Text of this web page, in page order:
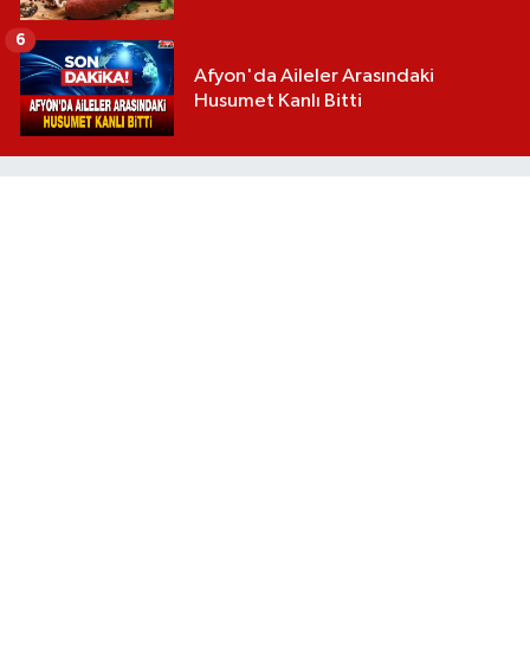
Afyon'da Aileler Arasındaki
Husumet Kanlı Bitti
6